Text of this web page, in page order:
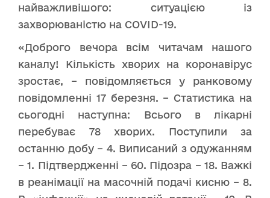
найважливішого: ситуацією із
захворюваністю на COVID-19.
«Доброго вечора всім читачам нашого
каналу! Кількість хворих на коронавірус
зростає, – повідомляється у ранковому
повідомленні 17 березня. – Статистика на
сьогодні наступна: Всього в лікарні
перебуває 78 хворих. Поступили за
останню добу – 4. Виписаний з одужанням
– 1. Підтвердженні – 60. Підозра – 18. Важкі
в реанімації на масочній подачі кисню – 8.